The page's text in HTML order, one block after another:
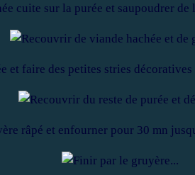
cuite sur la purée et saupoudrer
et faire des petites stries
râpé et enfourner pour 30 mn